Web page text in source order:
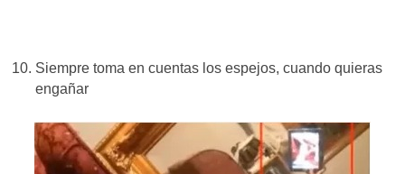
Siempre toma en cuentas los espejos, cuando quieras
engañar